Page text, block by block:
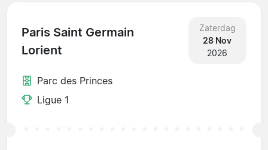
Paris Saint Germain
Lorient
Zaterdag
28 Nov
2026
Parc des Princes
Ligue 1